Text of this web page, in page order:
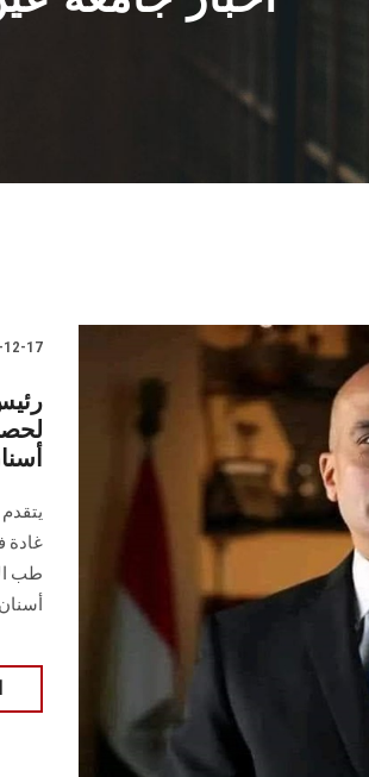
12-17
غادة
طب